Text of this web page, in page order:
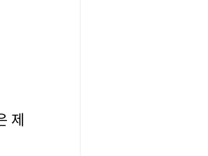
제